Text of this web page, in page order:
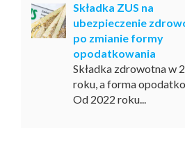
Składka ZUS na
ubezpieczenie
po zmianie formy
opodatkowania
Składka zdrowotna w
roku, a forma
Od 2022 roku...